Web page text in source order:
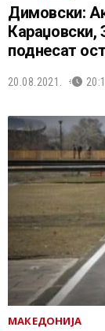
Димовски:
Караџовски,
поднесат
20.08.2021.
МАКЕДОНИЈА